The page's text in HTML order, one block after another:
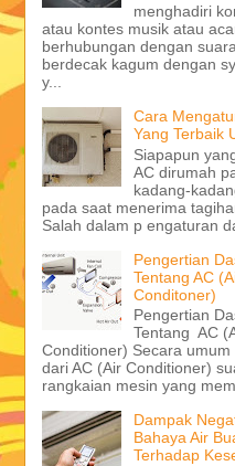
menghadiri
atau kontes musik atau
berhubungan dengan
berdecak kagum dengan
y...
Cara
Yang Terbaik
Siapapun
AC dirumah
kadang-
pada saat menerima
Salah dalam p engaturan
Pengertian
Tentang AC
Conditoner)
Pengertian
Tentang AC
Conditioner) Secara umum
dari AC (Air Conditioner)
rangkaian mesin yang
Dampak
Bahaya Air
Terhadap